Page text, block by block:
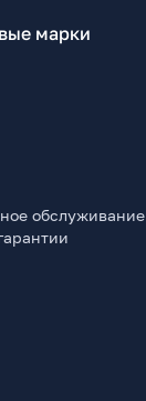
марки
обслуживание